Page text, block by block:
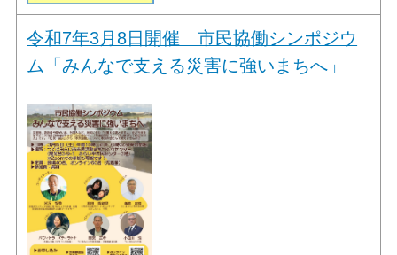
令和7年3月8日開催 市民協働シンポジウ
ム「みんなで支える災害に強いまちへ」